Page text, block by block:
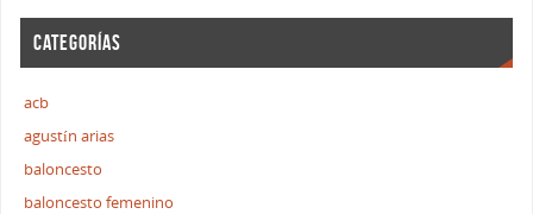
CATEGORÍAS
acb
agustín arias
baloncesto
baloncesto femenino